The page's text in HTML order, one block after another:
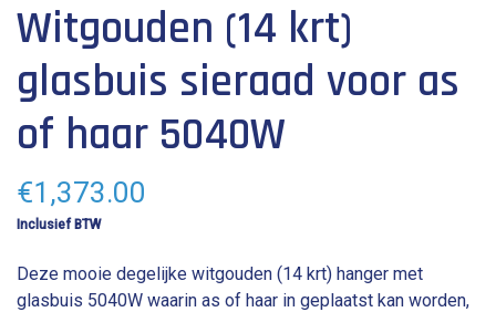
hoogte: 2.8 cm
Witgouden (14 krt)
glasbuis sieraad voor as
of haar 5040W
€1,373.00
Inclusief BTW
Deze mooie degelijke witgouden (14 krt) hanger met
glasbuis 5040W waarin as of haar in geplaatst kan worden,